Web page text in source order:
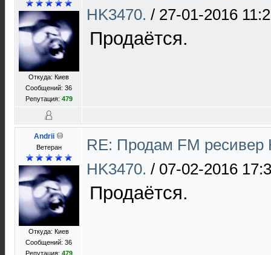
Откуда: Киев
Сообщений: 36
Репутация: 479
HK3470. / 27-01-2016
Продаётся.
Andrii
Ветеран
Откуда: Киев
Сообщений: 36
Репутация: 479
RE: Продам FM ресивер
HK3470. / 07-02-2016
Продаётся.